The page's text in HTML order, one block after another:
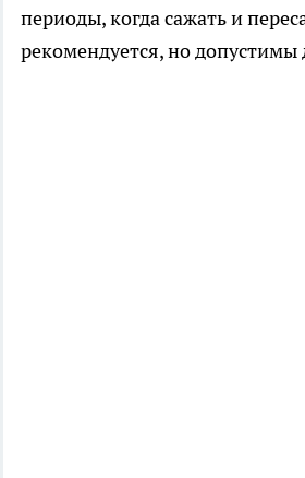
периоды, когда сажать и
рекомендуется, но допустимы